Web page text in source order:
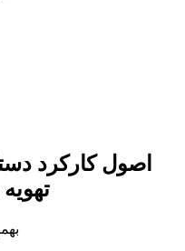
اصول کارکرد
۰۸ بهمن